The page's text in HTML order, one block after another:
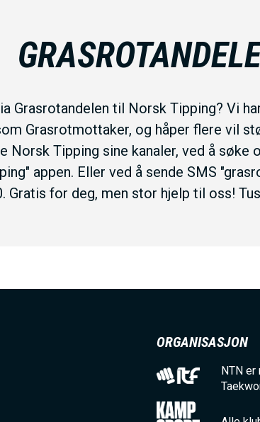
Grasrotandelen til Norsk Tipping? Vi
Grasrotmottaker, og håper flere vil
Norsk Tipping sine kanaler, ved å søke
appen. Eller ved å sende SMS
Gratis for deg, men stor hjelp til oss!
ORGANISASJON
NTN er